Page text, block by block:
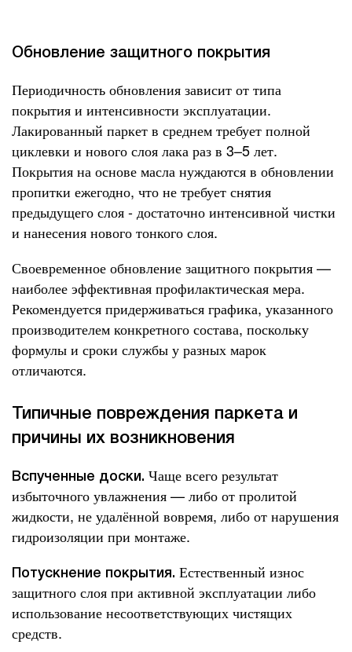
Обновление защитного покрытия
Периодичность обновления зависит от типа
покрытия и интенсивности эксплуатации.
Лакированный паркет в среднем требует полной
циклевки и нового слоя лака раз в 3–5 лет.
Покрытия на основе масла нуждаются в обновлении
пропитки ежегодно, что не требует снятия
предыдущего слоя - достаточно интенсивной чистки
и нанесения нового тонкого слоя.
Своевременное обновление защитного покрытия —
наиболее эффективная профилактическая мера.
Рекомендуется придерживаться графика, указанного
производителем конкретного состава, поскольку
формулы и сроки службы у разных марок
отличаются.
Типичные повреждения паркета и
причины их возникновения
Вспученные доски. Чаще всего результат
избыточного увлажнения — либо от пролитой
жидкости, не удалённой вовремя, либо от нарушения
гидроизоляции при монтаже.
Потускнение покрытия. Естественный износ
защитного слоя при активной эксплуатации либо
использование несоответствующих чистящих
средств.